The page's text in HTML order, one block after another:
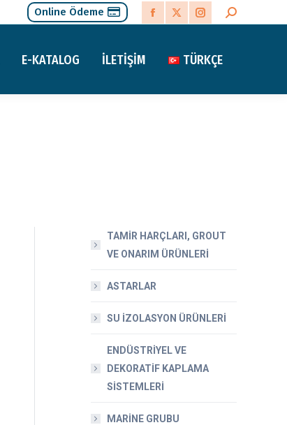
Online Ödeme
Facebook
opens
X
opens
Instagram
opens
Search:
E-KATALOG İLETIŞIM TÜRKÇE
TAMİR HARÇLARI, GROUT
VE ONARIM ÜRÜNLERİ
ASTARLAR
SU İZOLASYON ÜRÜNLERİ
ENDÜSTRİYEL VE
DEKORATİF KAPLAMA
SİSTEMLERİ
MARİNE GRUBU